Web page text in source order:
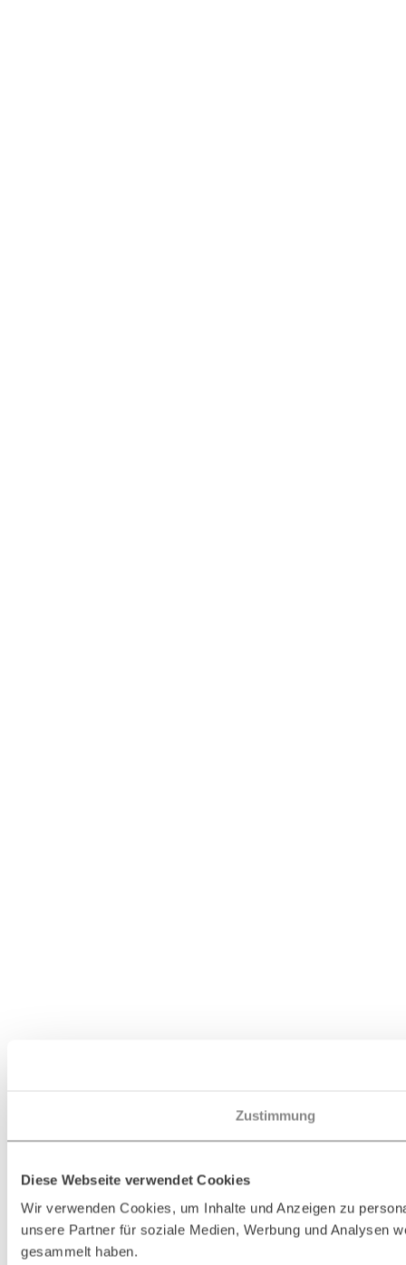
Zustimmung
Diese Webseite verwendet Cookies
Wir verwenden Cookies, um Inhalte und Anzeigen zu
unsere Partner für soziale Medien, Werbung und Analysen
gesammelt haben.